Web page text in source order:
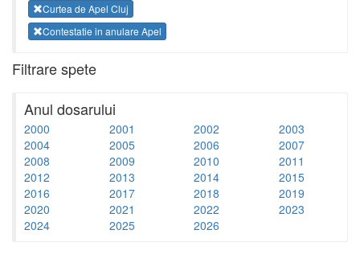
Curtea de Apel Cluj
Contestatie in anulare Apel
Filtrare spete
Anul dosarului
2000 2001 2002
2003
2004
2005 2006
2007
2008
2009 2010
2011
2012
2013 2014
2015
2016
2017 2018
2019
2020
2021 2022
2023
2024
2025 2026